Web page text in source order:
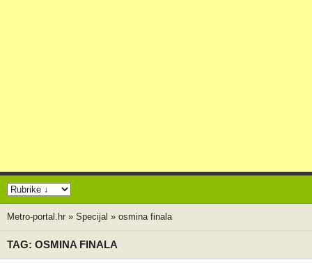
Metro-portal.hr » Specijal » osmina finala
TAG: OSMINA FINALA